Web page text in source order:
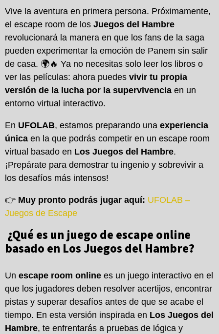
Vive la aventura en primera persona. Próximamente,
el escape room de los Juegos del Hambre
revolucionará la manera en que los fans de la saga
pueden experimentar la emoción de Panem sin salir
de casa. 🌍🔥 Ya no necesitas solo leer los libros o
ver las películas: ahora puedes vivir tu propia
versión de la lucha por la supervivencia en un
entorno virtual interactivo.
En UFOLAB, estamos preparando una experiencia
única en la que podrás competir en un escape room
virtual basado en Los Juegos del Hambre.
¡Prepárate para demostrar tu ingenio y sobrevivir a
los desafíos más intensos!
👉 Muy pronto podrás jugar aquí: UFOLAB –
Juegos de Escape
¿Qué es un juego de escape online
basado en Los Juegos del Hambre?
Un escape room online es un juego interactivo en el
que los jugadores deben resolver acertijos, encontrar
pistas y superar desafíos antes de que se acabe el
tiempo. En esta versión inspirada en Los Juegos del
Hambre, te enfrentarás a pruebas de lógica y